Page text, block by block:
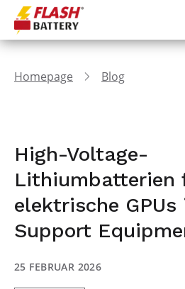
Homepage Blog
High-Voltage-
Lithiumbatterien
elektrische GPUs
Support
25 FEBRUAR 2026